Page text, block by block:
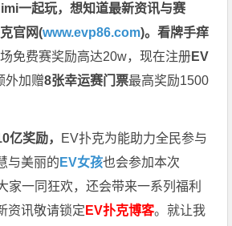
一起玩，想知道最新资讯与赛
官网(www.evp86.com)。看牌手痒
免费赛奖励高达20w，现在注册EV
外加赠8张幸运赛门票最高奖励1500
亿奖励， EV扑克为能助力全民参与
与美丽的 EV女孩也会参加本次
家一同狂欢，还会带来一系列福利
资讯敬请锁定 EV扑克博客。就让我